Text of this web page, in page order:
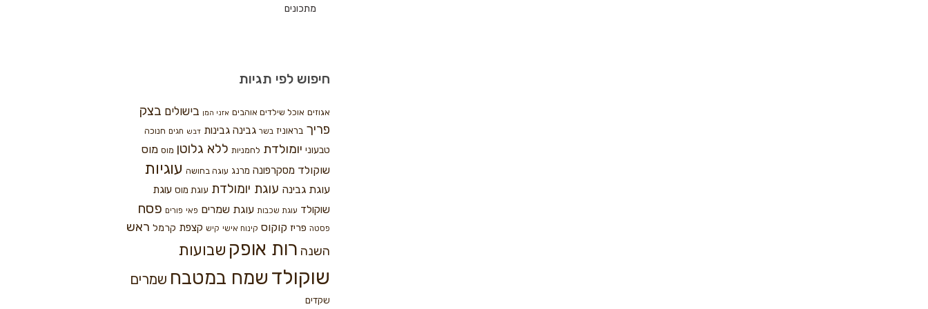
מתכונים
חיפוש לפי תגיות
אגוזים אוכל שילדים אוהבים אזני המן בישולים בצק
פריך בראוניז בשר גבינה גבינות דבש חגים חנוכה
טבעוני יומולדת לחמניות ללא גלוטן מוס מוס
שוקולד מסקרפונה מרנג עוגה בחושה עוגיות
עוגת גבינה עוגת יומולדת עוגת מוס עוגת
שוקולד עוגת שכבות עוגת שמרים פאי פורים פסח
פסטה פריז קוקוס קינוח אישי קיש קצפת קרמל ראש
השנה רות אופק שבועות
שוקולד שמח במטבח שמרים
שקדים